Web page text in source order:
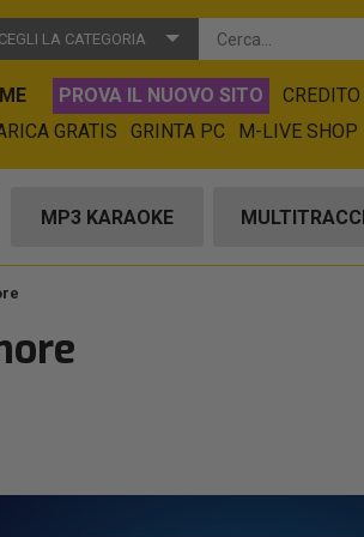
LA CATEGORIA
PROVA IL NUOVO SITO
GRATIS
GRINTA PC M-LIVE SHOP
MP3 KARAOKE